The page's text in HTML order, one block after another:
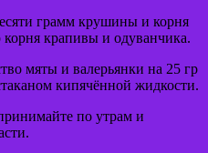
грамм крушины и корня
крапивы и одуванчика.
мяты и валерьянки на 25 гр
кипячённой жидкости.
по утрам и